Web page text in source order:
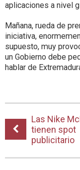
aplicaciones a nivel
Mañana, rueda de
iniciativa,
supuesto, muy
un Gobierno debe
hablar de
Las Nike
tienen spot
publicitario